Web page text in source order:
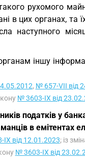
рухомого
в цих органах,
наступного
іншу
, № 657-VII від
№ 3603-IX від
податків у
в емітентах
від 12.01.2023; із
№ 3603-IX від